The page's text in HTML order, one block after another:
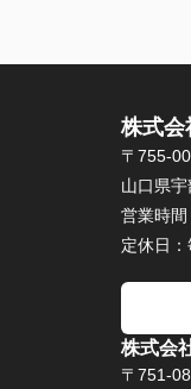
株式会
〒755-
山口県
営業時間
定休日：
株式会
〒751-